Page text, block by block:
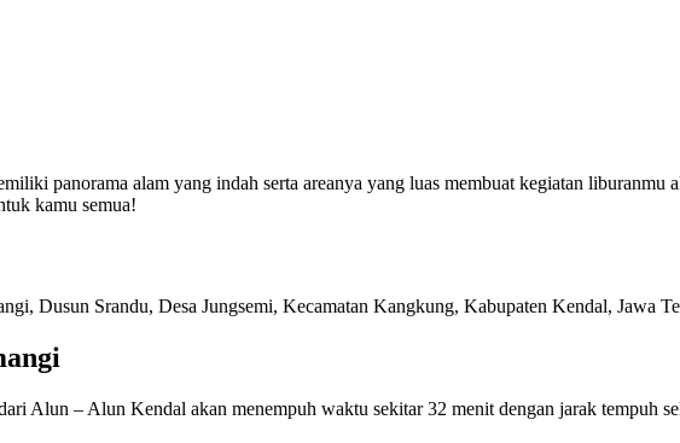
panorama alam yang indah serta areanya yang luas membuat kegiatan liburanmu
kamu semua!
Dusun Srandu, Desa Jungsemi, Kecamatan Kangkung, Kabupaten Kendal, Jawa
Alun – Alun Kendal akan menempuh waktu sekitar 32 menit dengan jarak tempuh